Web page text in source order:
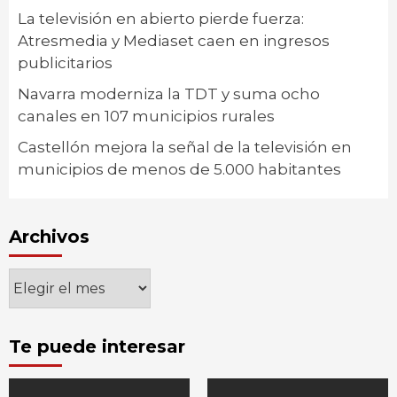
La televisión en abierto pierde fuerza:
Atresmedia y Mediaset caen en ingresos
publicitarios
Navarra moderniza la TDT y suma ocho
canales en 107 municipios rurales
Castellón mejora la señal de la televisión en
municipios de menos de 5.000 habitantes
Archivos
Te puede interesar